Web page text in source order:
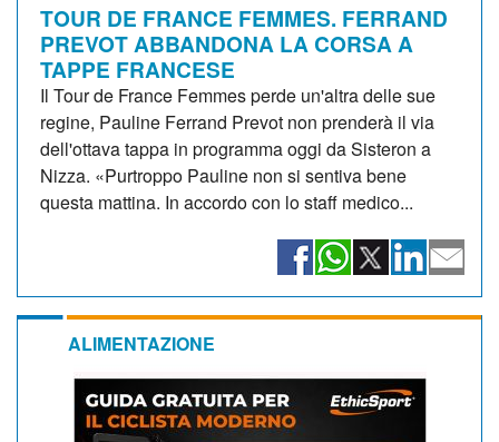
TOUR DE FRANCE FEMMES. FERRAND
PREVOT ABBANDONA LA CORSA A
TAPPE FRANCESE
Il Tour de France Femmes perde un'altra delle sue
regine, Pauline Ferrand Prevot non prenderà il via
dell'ottava tappa in programma oggi da Sisteron a
Nizza. «Purtroppo Pauline non si sentiva bene
questa mattina. In accordo con lo staff medico...
ALIMENTAZIONE